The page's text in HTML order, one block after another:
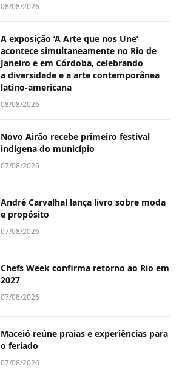
08/08/2026
A exposição ‘A Arte que nos Une’
acontece simultaneamente no Rio de
Janeiro e em Córdoba, celebrando
a diversidade e a arte contemporânea
latino-americana
08/08/2026
Novo Airão recebe primeiro festival
indígena do município
07/08/2026
André Carvalhal lança livro sobre moda
e propósito
07/08/2026
Chefs Week confirma retorno ao Rio em
2027
07/08/2026
Maceió reúne praias e experiências para
o feriado
07/08/2026